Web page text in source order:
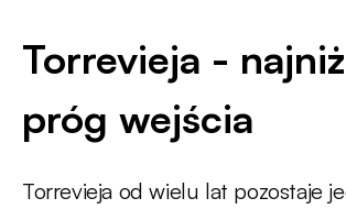
Torrevieja -
próg wejścia
Torrevieja od wielu lat pozostaje